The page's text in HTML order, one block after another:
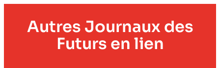
Autres Journaux des
Futurs en lien